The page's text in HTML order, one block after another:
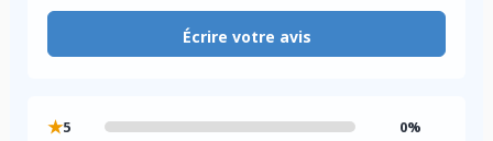
Écrire votre avis
★5 0%